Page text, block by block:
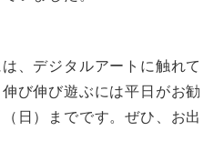
、デジタルアートに触れて
び伸び遊ぶには平日がお勧
日）までです。ぜひ、お出